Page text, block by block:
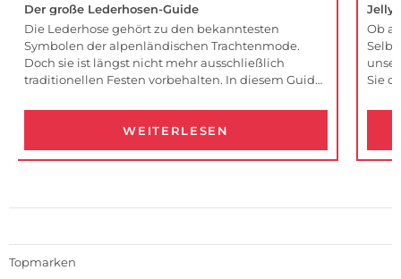
Der große Lederhosen-Guide
Die Lederhose gehört zu den bekanntesten
Symbolen der alpenländischen Trachtenmode.
Doch sie ist längst nicht mehr ausschließlich
traditionellen Festen vorbehalten. In diesem Guide
finden, worauf es bei Passform und Qualität
ankommt und wie Sie sie mit Hemd, Gilet, Sakko
und Schuhen stilvoll kombinieren.
WEITERLESEN
Ob
Sie
Topmarken